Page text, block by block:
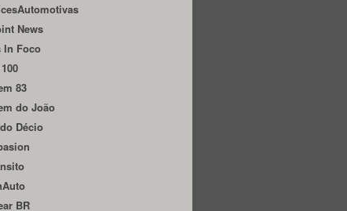
News
In Foco
83
do João
Décio
BR